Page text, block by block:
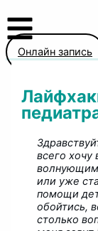
Онлайн запись
всего хочу
или уже
помощи
обойтись,
столько